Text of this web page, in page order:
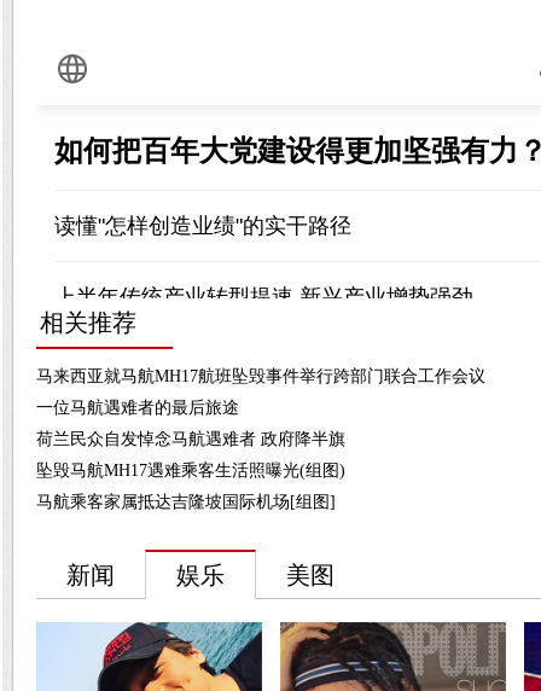
相关推荐
马来西亚就马航MH17航班坠毁事件举行跨部门联合工作会议
一位马航遇难者的最后旅途
荷兰民众自发悼念马航遇难者 政府降半旗
坠毁马航MH17遇难乘客生活照曝光(组图)
马航乘客家属抵达吉隆坡国际机场[组图]